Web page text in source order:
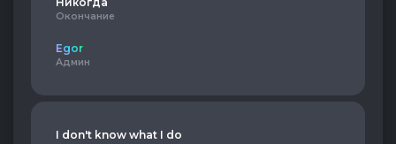
Окончание
Egor
Админ
I don't know what I do